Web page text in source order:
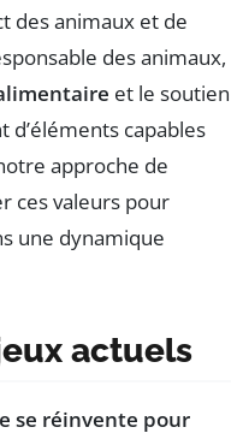
des animaux et de
des animaux,
et le soutien
d’éléments capables
approche de
ces valeurs pour
une dynamique
actuels
se réinvente pour